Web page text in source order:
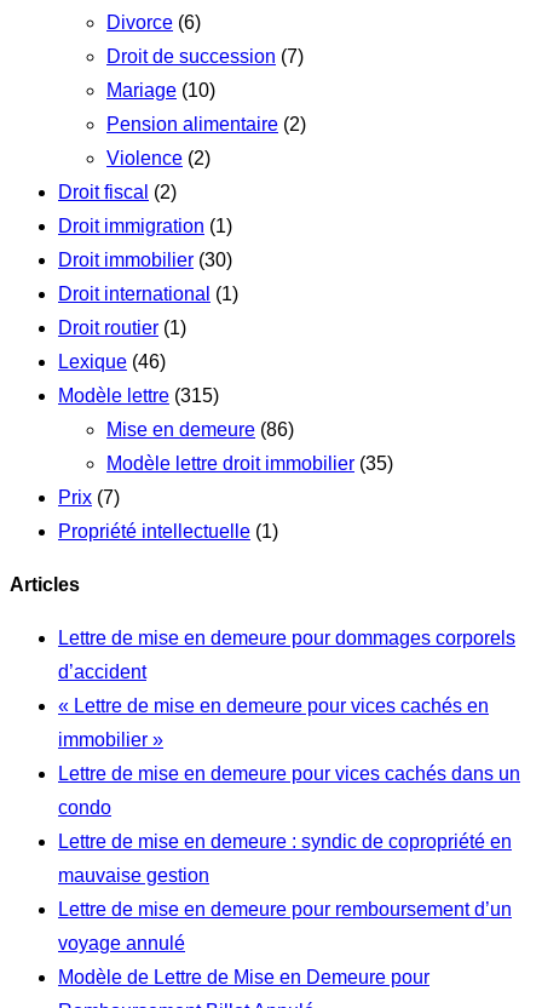
Divorce (6)
Droit de succession (7)
Mariage (10)
Pension alimentaire (2)
Violence (2)
Droit fiscal (2)
Droit immigration (1)
Droit immobilier (30)
Droit international (1)
Droit routier (1)
Lexique (46)
Modèle lettre (315)
Mise en demeure (86)
Modèle lettre droit immobilier (35)
Prix (7)
Propriété intellectuelle (1)
Articles
Lettre de mise en demeure pour dommages corporels
d’accident
« Lettre de mise en demeure pour vices cachés en
immobilier »
Lettre de mise en demeure pour vices cachés dans un
condo
Lettre de mise en demeure : syndic de copropriété en
mauvaise gestion
Lettre de mise en demeure pour remboursement d’un
voyage annulé
Modèle de Lettre de Mise en Demeure pour